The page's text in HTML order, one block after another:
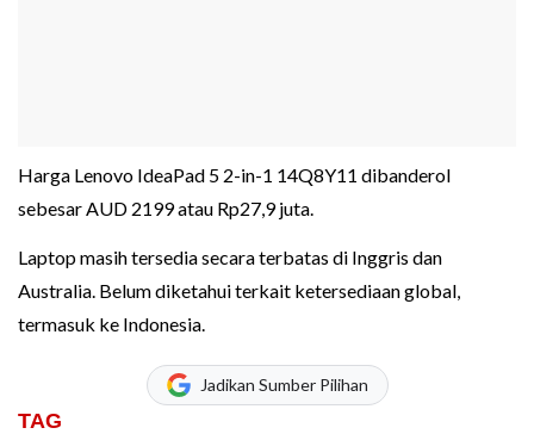
Harga Lenovo IdeaPad 5 2-in-1 14Q8Y11 dibanderol
sebesar AUD 2199 atau Rp27,9 juta.
Laptop masih tersedia secara terbatas di Inggris dan
Australia. Belum diketahui terkait ketersediaan global,
termasuk ke Indonesia.
Jadikan Sumber Pilihan
TAG